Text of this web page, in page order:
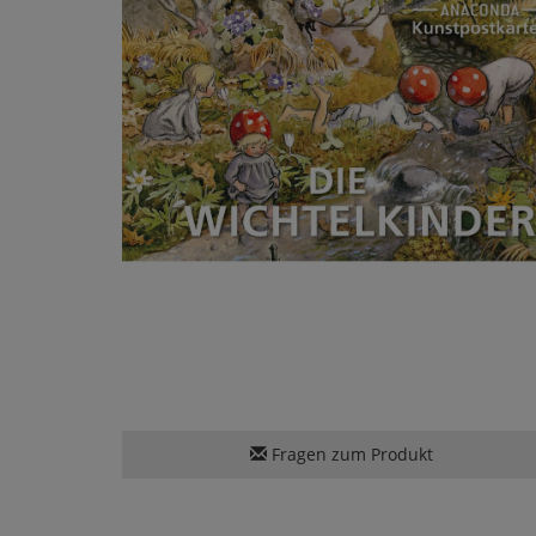
Fragen zum Produkt